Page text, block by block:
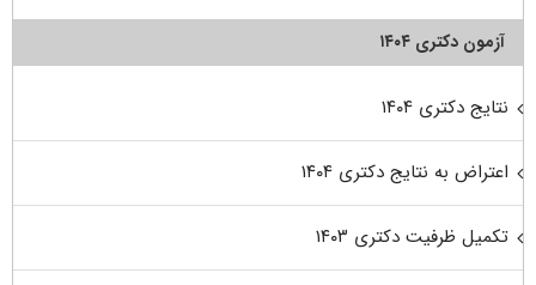
آزمون دکتری ۱۴۰۴
نتایج دکتری ۱۴۰۴
اعتراض به نتایج دکتری ۱۴۰۴
تکمیل ظرفیت دکتری ۱۴۰۳